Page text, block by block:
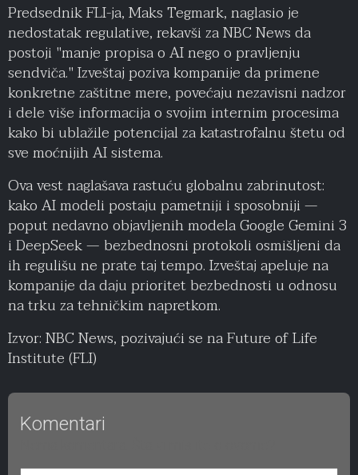
Predsednik FLI-ja, Maks Tegmark, naglasio je
nedostatak regulative, rekavši za NBC News da
postoji "manje propisa o AI nego o pravljenju
sendviča." Izveštaj poziva kompanije da primene
konkretne zaštitne mere, povećaju nezavisni nadzor
i dele više informacija o svojim internim procesima
kako bi ublažile potencijal za katastrofalnu štetu od
sve moćnijih AI sistema.
Ova vest naglašava rastuću globalnu zabrinutost:
kako AI modeli postaju pametniji i sposobniji —
poput nedavno objavljenih modela Google Gemini 3
i DeepSeek — bezbednosni protokoli osmišljeni da
ih regulišu ne prate taj tempo. Izveštaj apeluje na
kompanije da daju prioritet bezbednosti u odnosu
na trku za tehničkim napretkom.
Izvor: NBC News, pozivajući se na Future of Life
Institute (FLI)
Komentari